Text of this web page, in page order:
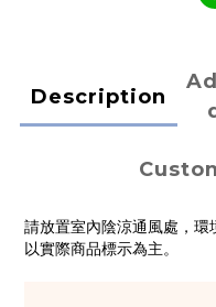
Description
請放置室內陰涼通風處，環
以實際商品標示為主。